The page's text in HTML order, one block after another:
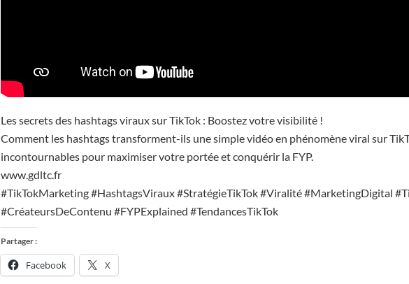
Les secrets des hashtags viraux sur TikTok : Boostez votre visibilité !
Comment les hashtags transforment-ils une simple vidéo en phénomène viral sur
incontournables pour maximiser votre portée et conquérir la FYP.
www.gdltc.fr
#TikTokMarketing #HashtagsViraux #StratégieTikTok #Viralité #MarketingDigital
#CréateursDeContenu #FYPExplained #TendancesTikTok
Partager :
Facebook X